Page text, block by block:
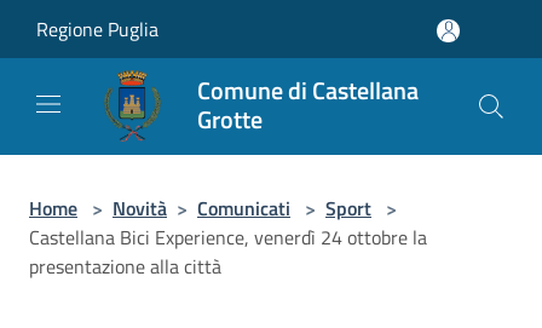
Regione Puglia
Comune di Castellana
Grotte
Home > Novità > Comunicati > Sport >
Castellana Bici Experience, venerdì 24 ottobre la
presentazione alla città